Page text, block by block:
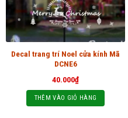
Decal trang trí Noel cửa kính Mã
DCNE6
40.000₫
THÊM VÀO GIỎ HÀNG